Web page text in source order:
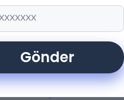
Kültür 26 yıllık
öğreniminde kendini
kuruluşlardandır.
Gönder